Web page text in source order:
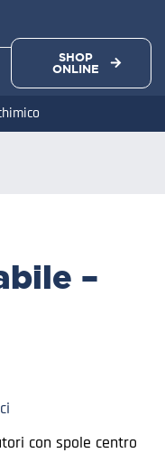
SHOP
ONLINE
–
con spole centro